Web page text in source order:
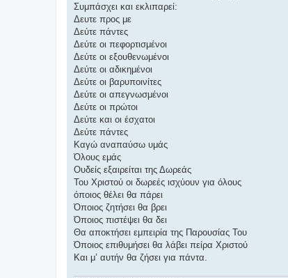
Συμπάσχει και εκλιπαρεί:
Δευτε προς με
Δεύτε πάντες
Δεύτε οι πεφορτισμένοι
Δεύτε οι εξουθενωμένοι
Δεύτε οι αδικημένοι
Δεύτε οι βαρυποινίτες
Δεύτε οι απεγνωσμένοι
Δεύτε οι πρώτοι
Δεύτε και οι έσχατοι
Δεύτε πάντες
Καγώ αναπαύσω υμάς
Όλους εμάς
Ουδείς εξαιρείται της Δωρεάς
Του Χριστού οι δωρεές ισχύουν για όλους
όποιος θέλει θα πάρει
Όποιος ζητήσει θα βρει
Όποιος πιστέψει θα δει
Θα αποκτήσει εμπειρία της Παρουσίας Του
Όποιος επιθυμήσει θα λάβει πείρα Χριστού
Και μ’ αυτήν θα ζήσει για πάντα.